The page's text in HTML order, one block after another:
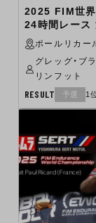
2025 FIM世
24時間レース
ポールリカー
グレッグ・ブ
リンフット
RESULT 予選 1